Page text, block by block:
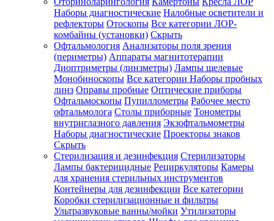
Наборы диагностические Налобные осветители и
рефлекторы Отоскопы Все категории ЛОР-
комбайны (установки) Скрыть
Офтальмология Анализаторы поля зрения
(периметры) Аппараты магнитотерапии
Диоптриметры (линзметры) Лампы щелевые
Монобиноскопы Все категории Наборы пробных
линз Оправы пробные Оптические приборы
Офтальмоскопы Пупиллометры Рабочее место
офтальмолога Столы приборные Тонометры
внутриглазного давления Экзофтальмометры
Наборы диагностические Проекторы знаков
Скрыть
Стерилизация и дезинфекция Стерилизаторы
Лампы бактерицидные Рециркуляторы Камеры
для хранения стерильных инструментов
Контейнеры для дезинфекции Все категории
Коробки стерилизационные и фильтры
Ультразвуковые ванны/мойки Утилизаторы